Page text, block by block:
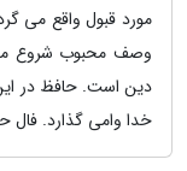
مورد قبول واقع می
وصف محبوب شروع
دین است. حافظ در
خدا وامی گذارد. فال